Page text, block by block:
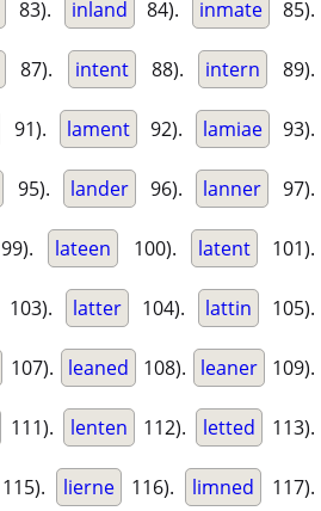
83). inland 84). inmate 85).
87). intent 88). intern 89).
91). lament 92). lamiae 93).
95). lander 96). lanner 97).
99). lateen 100). latent 101).
103). latter 104). lattin 105).
107). leaned 108). leaner 109).
111). lenten 112). letted 113).
115). lierne 116). limned 117).